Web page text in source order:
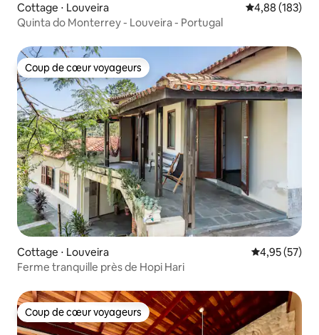
Cottage ⋅ Louveira Évaluation
4,88 (183)
Quinta do Monterrey - Louveira - Portugal
Coup de cœur voyageurs
Coup de cœur voyageurs
Cottage ⋅ Louveira Évaluation
4,95 (57)
Ferme tranquille près de Hopi Hari
Coup de cœur voyageurs
Coup de cœur voyageurs